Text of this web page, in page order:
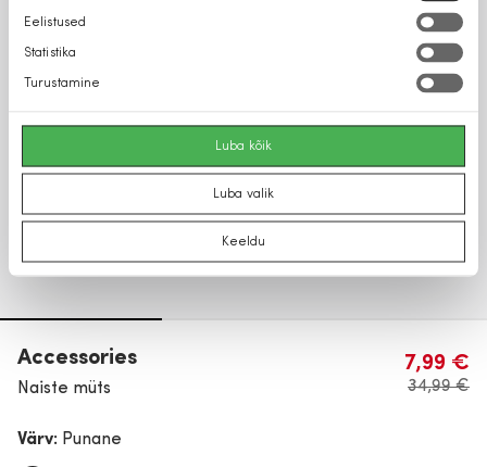
valik
Eelistused
Statistika
Turustamine
Luba kõik
Luba valik
Keeldu
Accessories
Naiste müts
7,99 €
34,99 €
Värv: Punane